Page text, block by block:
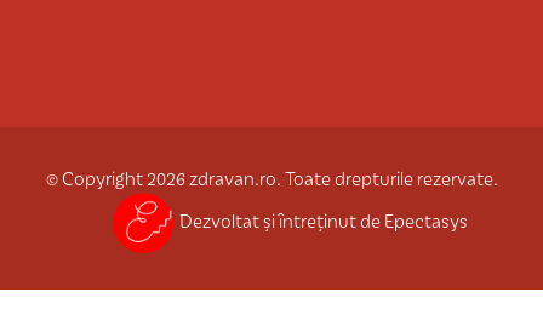
© Copyright 2026 zdravan.ro. Toate drepturile rezervate.
Dezvoltat și întreținut de Epectasys